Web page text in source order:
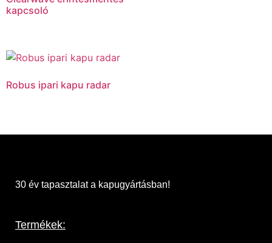
kapcsoló
Robus ipari kapu radar
30 év tapasztalat a kapugyártásban!
Termékek: